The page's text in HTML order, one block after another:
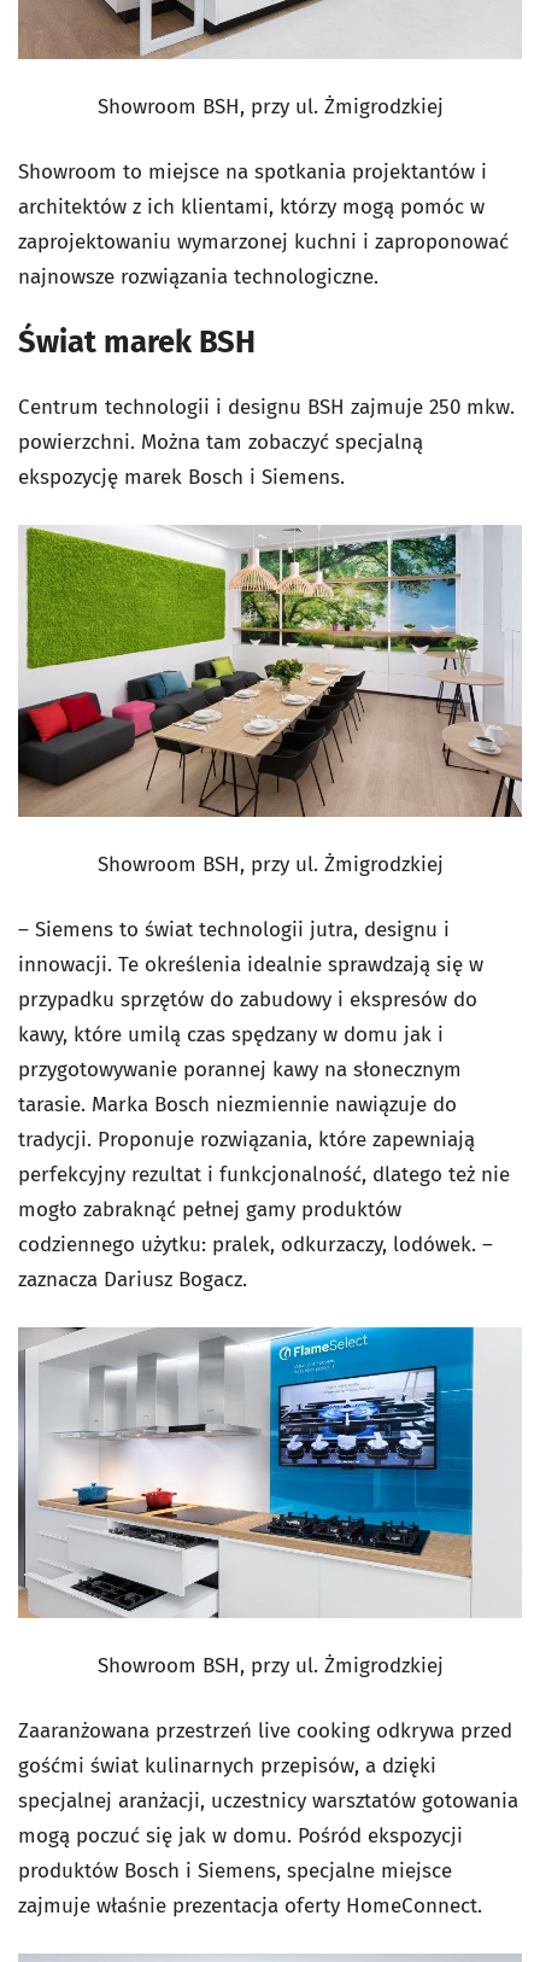
Showroom BSH, przy ul. Żmigrodzkiej
Showroom to miejsce na spotkania projektantów i
architektów z ich klientami, którzy mogą pomóc w
zaprojektowaniu wymarzonej kuchni i zaproponować
najnowsze rozwiązania technologiczne.
Świat marek BSH
Centrum technologii i designu BSH zajmuje 250 mkw.
powierzchni. Można tam zobaczyć specjalną
ekspozycję marek Bosch i Siemens.
Showroom BSH, przy ul. Żmigrodzkiej
– Siemens to świat technologii jutra, designu i
innowacji. Te określenia idealnie sprawdzają się w
przypadku sprzętów do zabudowy i ekspresów do
kawy, które umilą czas spędzany w domu jak i
przygotowywanie porannej kawy na słonecznym
tarasie. Marka Bosch niezmiennie nawiązuje do
tradycji. Proponuje rozwiązania, które zapewniają
perfekcyjny rezultat i funkcjonalność, dlatego też nie
mogło zabraknąć pełnej gamy produktów
codziennego użytku: pralek, odkurzaczy, lodówek. –
zaznacza Dariusz Bogacz.
Showroom BSH, przy ul. Żmigrodzkiej
Zaaranżowana przestrzeń live cooking odkrywa przed
gośćmi świat kulinarnych przepisów, a dzięki
specjalnej aranżacji, uczestnicy warsztatów gotowania
mogą poczuć się jak w domu. Pośród ekspozycji
produktów Bosch i Siemens, specjalne miejsce
zajmuje właśnie prezentacja oferty HomeConnect.